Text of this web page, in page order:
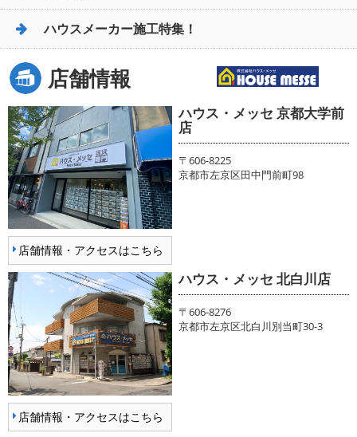
ハウスメーカー施工特集！
店舗情報
店舗情報・アクセスはこちら
ハウス・メッセ 京都大学前
店
〒606-8225
京都市左京区田中門前町98
店舗情報・アクセスはこちら
ハウス・メッセ 北白川店
〒606-8276
京都市左京区北白川別当町30-3